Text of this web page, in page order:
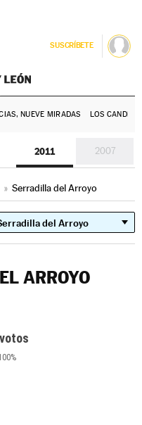
SUSCRÍBETE
NUEVE MIRADAS LOS
2011 2007
» Serradilla del Arroyo
ARROYO
%